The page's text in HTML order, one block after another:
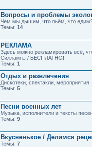
Вопросы и проблемы
Чем мы дышим, что пьём, что
Темы: 14
РЕКЛАМА
Здесь можно рекламировать всё,
Силламяэ / БЕСПЛАТНО!
Темы: 1
Отдых и развлечения
Дискотеки, спектакли, мероприятия
Темы: 5
Песни военных лет
Музыка, исполнители и тексты
Темы: 9
Вкусненькое / Делимся
Темы: 7